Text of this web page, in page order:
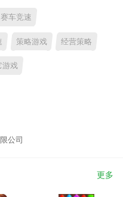
赛车竞速
策略游戏 经营策略
游戏
公司
更多